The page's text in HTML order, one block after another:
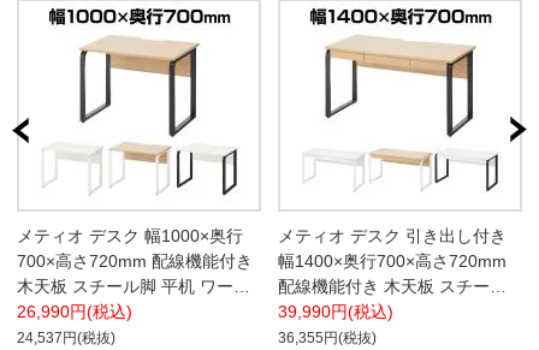
メティオ デスク 幅1000×奥行
700×高さ720mm 配線機能付き
木天板 スチール脚 平机 ワーク
デスク オフィス【天板:ホワイ
ト/脚:ブラック・天板:ホワイト/
26,990円(税込)
24,537円(税抜)
メティオ デスク 引き出し付き
幅1400×奥行700×高さ720mm
配線機能付き 木天板 スチール
脚 平机 ワークデスク オフィス
【天板:ホワイト/脚:ブラック・
39,990円(税込)
36,355円(税抜)